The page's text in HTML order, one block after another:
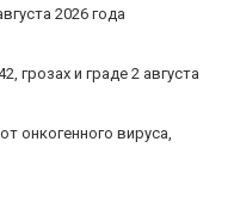
2026 года
грозах и граде 2 августа
онкогенного вируса,